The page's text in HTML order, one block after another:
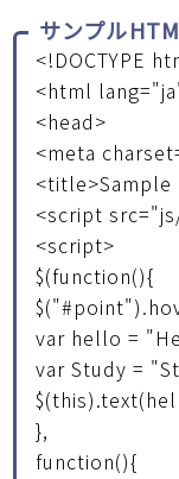
サンプル
<!DOCTYPE
<html
<head>
<meta
<script
<script>
$(function(){
var hello =
var Study =
},
function(){